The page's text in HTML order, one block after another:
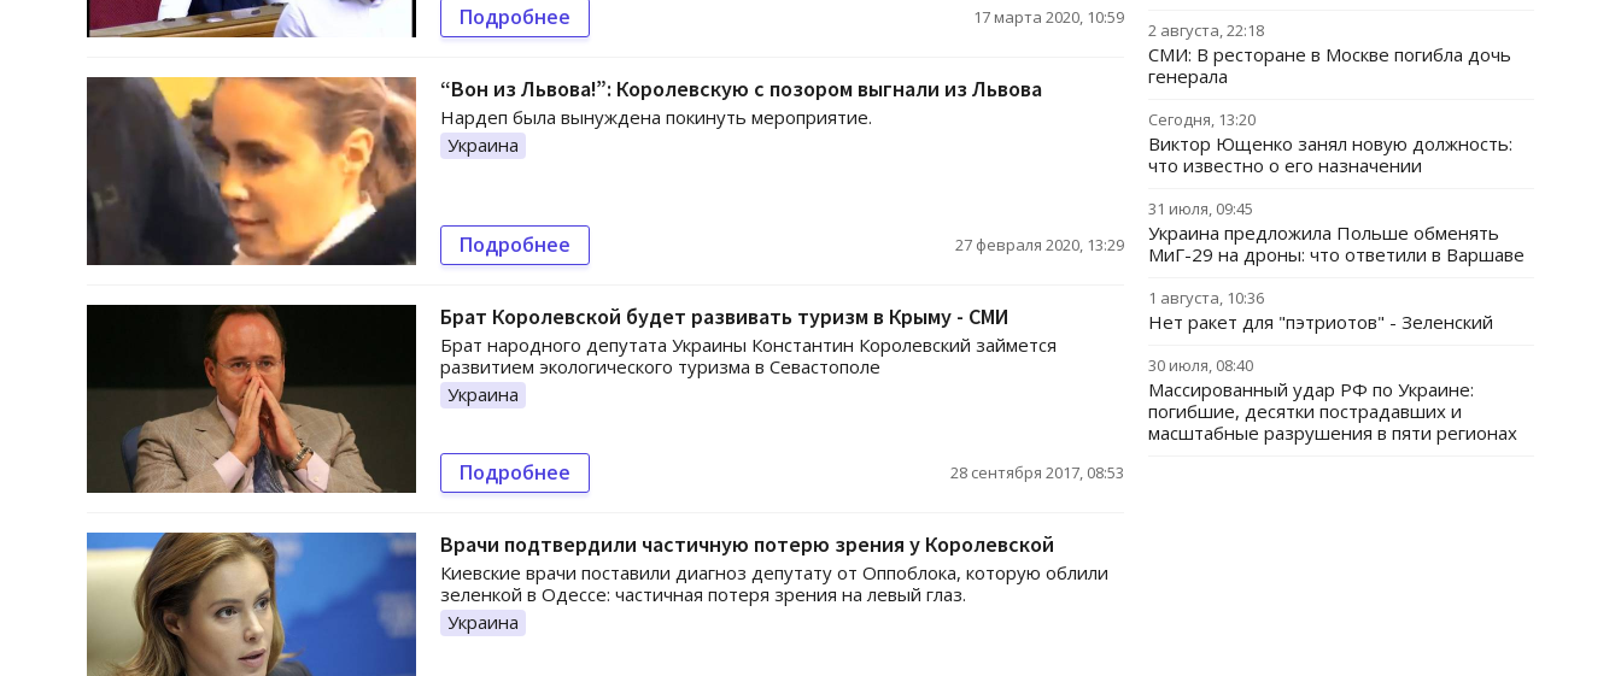
Подробнее 17 марта 2020, 10:59
“Вон из Львова!”: Королевскую с позором выгнали из Львова
Нардеп была вынуждена покинуть мероприятие.
Украина
Подробнее 27 февраля 2020, 13:29
Брат Королевской будет развивать туризм в Крыму - СМИ
Брат народного депутата Украины Константин Королевский займется
развитием экологического туризма в Севастополе
Украина
Подробнее 28 сентября 2017, 08:53
Врачи подтвердили частичную потерю зрения у Королевской
Киевские врачи поставили диагноз депутату от Оппоблока, которую облили
зеленкой в Одессе: частичная потеря зрения на левый глаз.
Украина
2 августа, 22:18
СМИ: В ресторане в Москве погибла дочь
генерала
Сегодня, 13:20
Виктор Ющенко занял новую должность:
что известно о его назначении
31 июля, 09:45
Украина предложила Польше обменять
МиГ-29 на дроны: что ответили в Варшаве
1 августа, 10:36
Нет ракет для "пэтриотов" - Зеленский
30 июля, 08:40
Массированный удар РФ по Украине:
погибшие, десятки пострадавших и
масштабные разрушения в пяти регионах